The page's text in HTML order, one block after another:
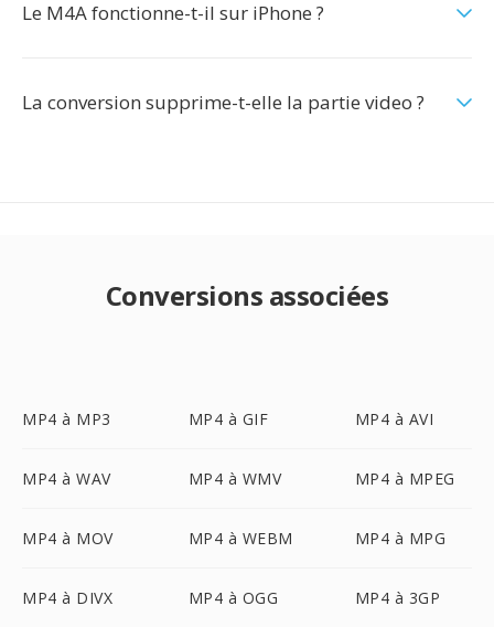
Le M4A fonctionne-t-il sur iPhone ?
La conversion supprime-t-elle la partie video ?
Conversions associées
MP4 à MP3 MP4 à GIF MP4 à AVI
MP4 à WAV MP4 à WMV MP4 à MPEG
MP4 à MOV MP4 à WEBM MP4 à MPG
MP4 à DIVX MP4 à OGG MP4 à 3GP